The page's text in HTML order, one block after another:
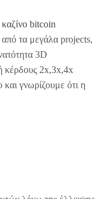
bitcoin
από τα μεγάλα projects,
3D
κέρδους 2x,3x,4x
γνωρίζουμε ότι η